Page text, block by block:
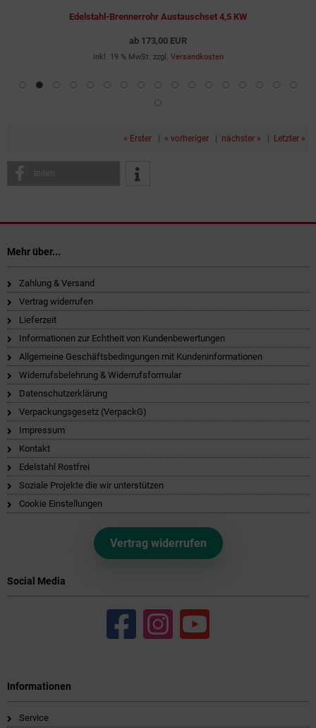
Edelstahl-Brennerrohr Austauschset 4,5 KW
ab 173,00 EUR
inkl. 19 % MwSt. zzgl. Versandkosten
« Erster | « vorheriger | nächster » | Letzter »
teilen
Mehr über...
Zahlung & Versand
Vertrag widerrufen
Lieferzeit
Informationen zur Echtheit von Kundenbewertungen
Allgemeine Geschäftsbedingungen mit Kundeninformationen
Widerrufsbelehrung & Widerrufsformular
Datenschutzerklärung
Verpackungsgesetz (VerpackG)
Impressum
Kontakt
Edelstahl Rostfrei
Soziale Projekte die wir unterstützen
Cookie Einstellungen
Vertrag widerrufen
Social Media
Informationen
Service